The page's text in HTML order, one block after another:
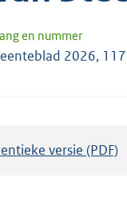
en nummer
2026,
versie (PDF)